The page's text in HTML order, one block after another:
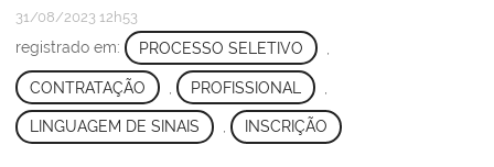
31/08/2023 12h53
registrado em: PROCESSO SELETIVO
CONTRATAÇÃO PROFISSIONAL
LINGUAGEM DE SINAIS , INSCRIÇÃO